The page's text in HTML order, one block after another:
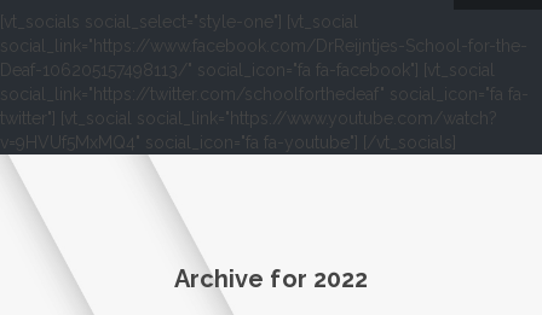
[vt_socials social_select="style-one"] [vt_social
social_link="https://www.facebook.com/DrReijntjes-School-for-the-
Deaf-106205157498113/" social_icon="fa fa-facebook"] [vt_social
social_link="https://twitter.com/schoolforthedeaf" social_icon="fa fa-
twitter"] [vt_social social_link="https://www.youtube.com/watch?
v=9HVUf5MxMQ4" social_icon="fa fa-youtube"] [/vt_socials]
Archive for 2022